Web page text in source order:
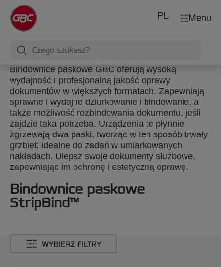
Menu
PL
Bindownice paskowe GBC oferują wysoką
wydajność i profesjonalną jakość oprawy
dokumentów w większych formatach. Zapewniają
sprawne i wydajne dziurkowanie i bindowanie, a
także możliwość rozbindowania dokumentu, jeśli
zajdzie taka potrzeba. Urządzenia te płynnie
zgrzewają dwa paski, tworząc w ten sposób trwały
grzbiet; idealne do zadań w umiarkowanych
nakładach. Ulepsz swoje dokumenty służbowe,
zapewniając im ochronę i estetyczną oprawę.
Bindownice paskowe
StripBind™
WYBIERZ FILTRY